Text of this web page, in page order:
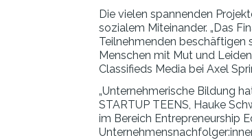
Die vielen spannenden
sozialem Miteinander. „Das
Teilnehmenden beschäftigen
Menschen mit Mut und
Classifieds Media bei Axel
„Unternehmerische Bildung
STARTUP TEENS, Hauke
im Bereich Entrepreneurship